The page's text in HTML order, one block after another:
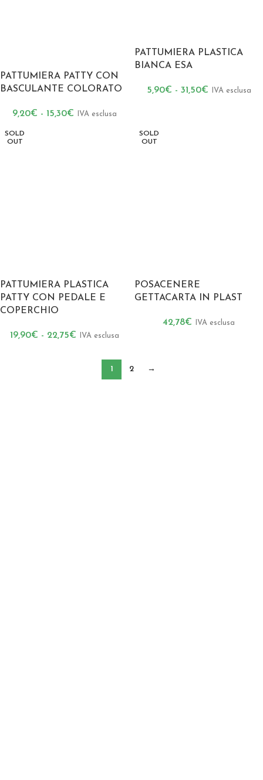
PATTUMIERA PATTY CON
BASCULANTE COLORATO
9,20€ - 15,30€ IVA esclusa
PATTUMIERA PLASTICA
BIANCA ESA
5,90€ - 31,50€ IVA esclusa
SOLD
OUT
PATTUMIERA PLASTICA
PATTY CON PEDALE E
COPERCHIO
19,90€ - 22,75€ IVA esclusa
SOLD
OUT
POSACENERE
GETTACARTA IN PLAST
42,78€ IVA esclusa
1 2 →